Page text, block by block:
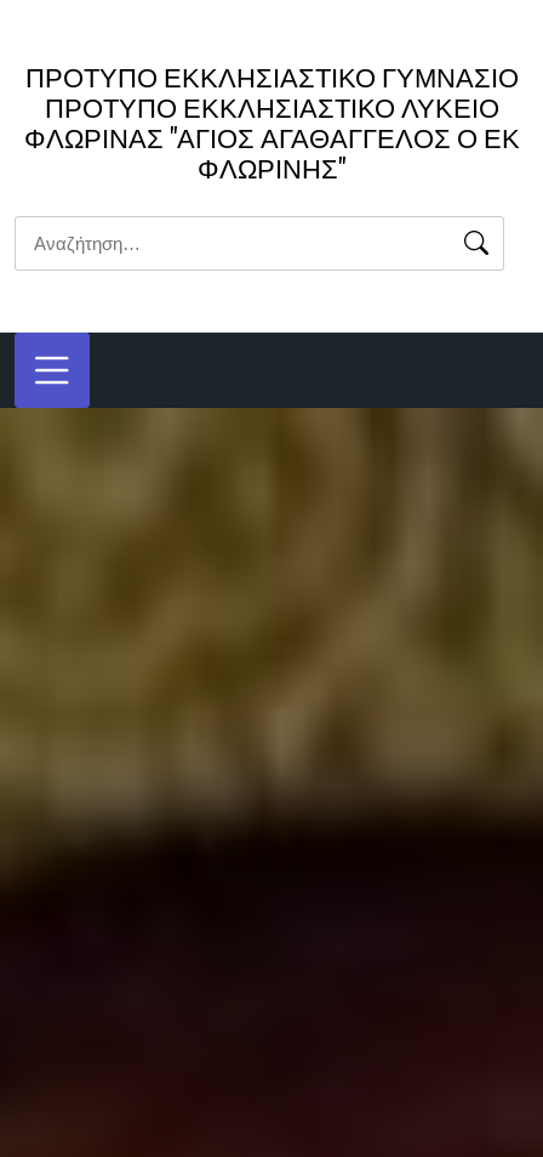
περιεχόμενο
ΠΡΟΤΥΠΟ ΕΚΚΛΗΣΙΑΣΤΙΚΟ ΓΥΜΝΑΣΙΟ
ΠΡΟΤΥΠΟ ΕΚΚΛΗΣΙΑΣΤΙΚΟ ΛΥΚΕΙΟ
ΦΛΩΡΙΝΑΣ "ΑΓΙΟΣ ΑΓΑΘΑΓΓΕΛΟΣ Ο ΕΚ
ΦΛΩΡΙΝΗΣ"
Αναζήτηση
για: